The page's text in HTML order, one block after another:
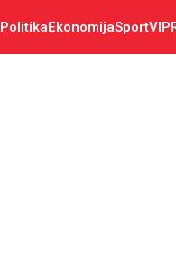
PolitikaEkonomijaSportVIP